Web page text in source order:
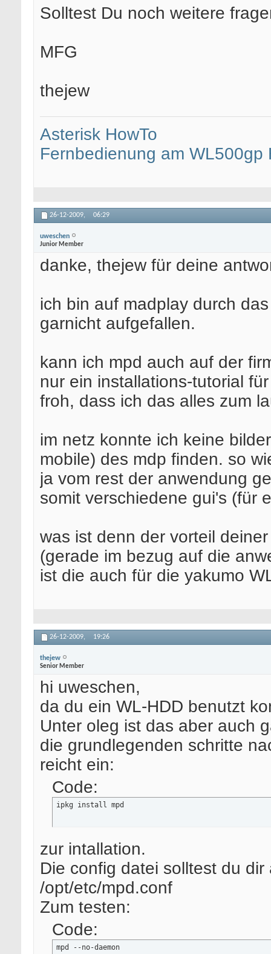
Solltest Du noch weitere
MFG
thejew
Asterisk HowTo
Fernbedienung am WL500gp
26-12-2009, 06:29
uweschen
Junior Member
danke, thejew für deine
ich bin auf madplay durch
garnicht aufgefallen.
kann ich mpd auch auf der
nur ein installations-tutorial
froh, dass ich das alles zum
im netz konnte ich keine
mobile) des mdp finden. so
ja vom rest der anwendung
somit verschiedene gui's (für
was ist denn der vorteil
(gerade im bezug auf die
ist die auch für die yakumo
26-12-2009, 19:26
thejew
Senior Member
hi uweschen,
da du ein WL-HDD benutzt
Unter oleg ist das aber auch
die grundlegenden schritte
reicht ein:
Code:
ipkg install mpd
zur intallation.
Die config datei solltest du
/opt/etc/mpd.conf
Zum testen:
Code:
mpd --no-daemon